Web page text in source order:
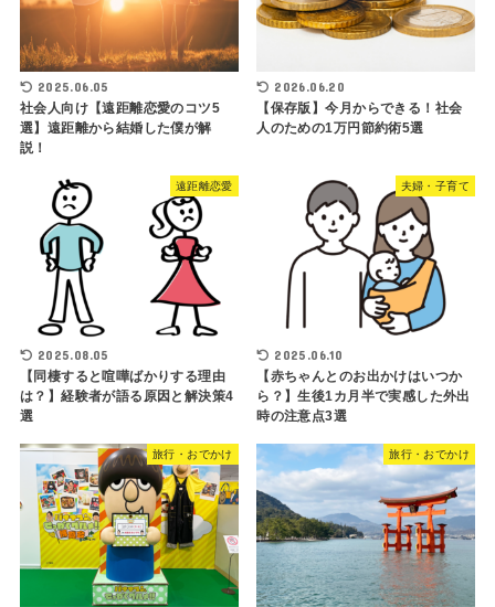
2025.06.05
社会人向け【遠距離恋愛のコツ5
選】遠距離から結婚した僕が解
説！
2026.06.20
【保存版】今月からできる！社会
人のための1万円節約術5選
遠距離恋愛
2025.08.05
【同棲すると喧嘩ばかりする理由
は？】経験者が語る原因と解決策4
選
夫婦・子育て
2025.06.10
【赤ちゃんとのお出かけはいつか
ら？】生後1カ月半で実感した外出
時の注意点3選
旅行・おでかけ 旅行・おでかけ